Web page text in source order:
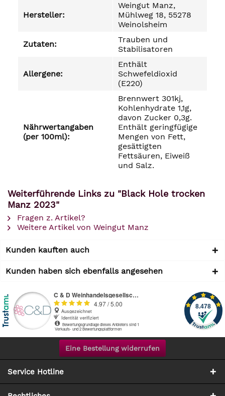
Hersteller:
Weingut Manz,
Mühlweg 18, 55278
Weinolsheim
Zutaten:
Trauben und
Stabilisatoren
Allergene:
Enthält
Schwefeldioxid
(E220)
Nährwertangaben
(per 100ml):
Brennwert 301kj,
Kohlenhydrate 1,1g,
davon Zucker 0,3g.
Enthält geringfügige
Mengen von Fett,
gesättigten
Fettsäuren, Eiweiß
und Salz.
Weiterführende Links zu "Black Hole trocken
Manz 2023"
Fragen z. Artikel?
Weitere Artikel von Weingut Manz
Kunden kauften auch
Kunden haben sich ebenfalls angesehen
Eine Bestellung widerrufen
Service Hotline